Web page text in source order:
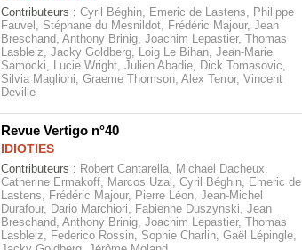
Contributeurs : Cyril Béghin, Emeric de Lastens, Philippe
Fauvel, Stéphane du Mesnildot, Frédéric Majour, Jean
Breschand, Anthony Brinig, Joachim Lepastier, Thomas
Lasbleiz, Jacky Goldberg, Loig Le Bihan, Jean-Marie
Samocki, Lucie Wright, Julien Abadie, Dick Tomasovic,
Silvia Maglioni, Graeme Thomson, Alex Terror, Vincent
Deville
Revue Vertigo n°40
IDIOTIES
Contributeurs : Robert Cantarella, Michaël Dacheux,
Catherine Ermakoff, Marcos Uzal, Cyril Béghin, Emeric de
Lastens, Frédéric Majour, Pierre Léon, Jean-Michel
Durafour, Dario Marchiori, Fabienne Duszynski, Jean
Breschand, Anthony Brinig, Joachim Lepastier, Thomas
Lasbleiz, Federico Rossin, Sophie Charlin, Gaël Lépingle,